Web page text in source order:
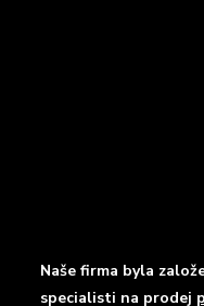
Naše firma byla
specialisti na prodej